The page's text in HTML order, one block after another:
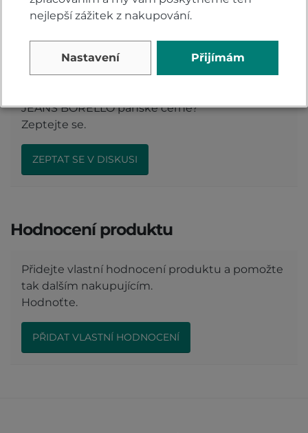
Komentáře k produktu (0)
JEANS BORELLO pánské černé?
Zeptejte se.
ZEPTAT SE V DISKUSI
Hodnocení produktu
Přidejte vlastní hodnocení produktu a pomožte
tak dalším nakupujícím.
Hodnoťte.
PŘIDAT VLASTNÍ HODNOCENÍ
nejlepší zážitek z nakupování.
Nastavení Přijímám